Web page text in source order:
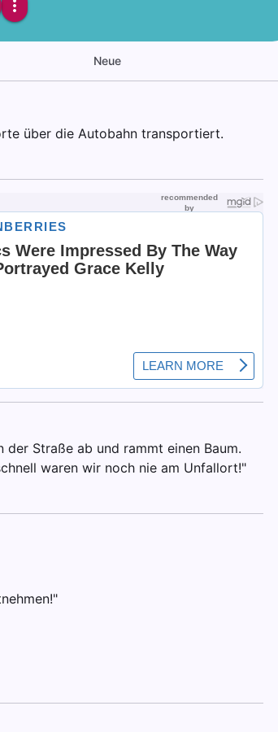
Neue
über die Autobahn transportiert.
Straße ab und rammt einen Baum.
waren wir noch nie am Unfallort!"